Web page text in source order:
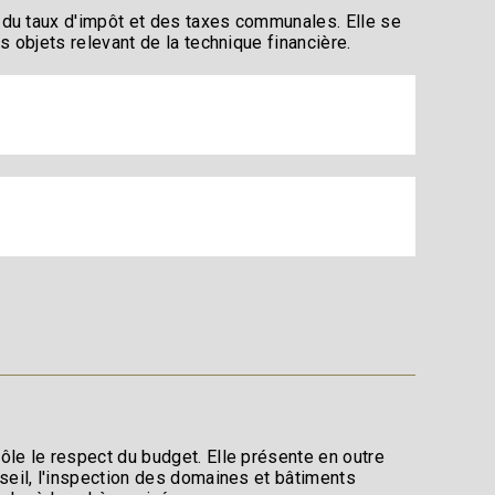
taux d'impôt et des taxes communales. Elle se
objets relevant de la technique financière.
le respect du budget. Elle présente en outre
l'inspection des domaines et bâtiments